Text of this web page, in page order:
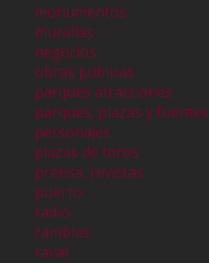
monumentos
murallas
negocios
obras públicas
parques atracciones
parques, plazas y fuentes
personajes
plazas de toros
prensa, revistas
puerto
radio
ramblas
raval